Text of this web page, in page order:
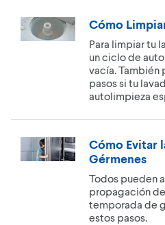
Cómo
Para limpiar tu
un ciclo de
vacía. También
pasos si tu
autolimpieza
Cómo Evitar
Gérmenes
Todos pueden
propagación
temporada de
estos pasos.